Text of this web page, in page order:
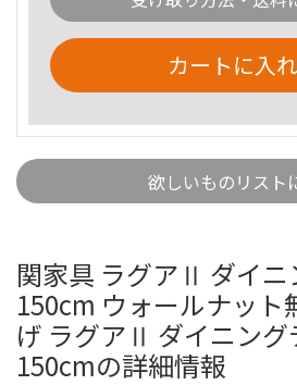
カートに入
欲しいものリスト
関家具 ラグアⅡ ダイニ
150cm ウォールナット
げ ラグアⅡ ダイニング
150cmの詳細情報